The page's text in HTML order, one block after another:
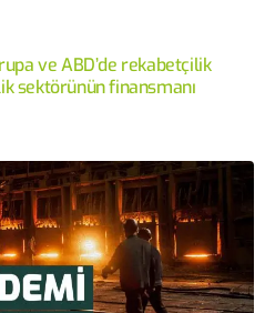
ve ABD’de rekabetçilik
sektörünün finansmanı